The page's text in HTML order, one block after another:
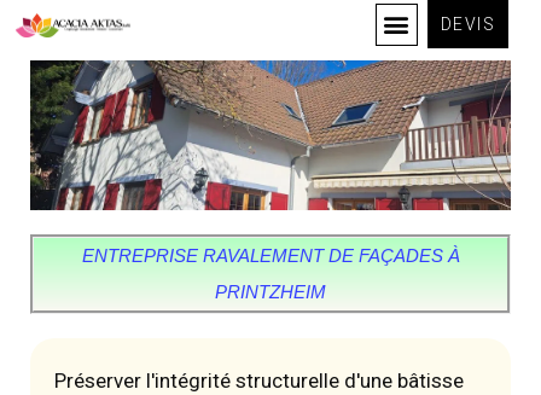
DEVIS
ENTREPRISE RAVALEMENT DE FAÇADES À
PRINTZHEIM
Préserver l'intégrité structurelle d'une bâtisse